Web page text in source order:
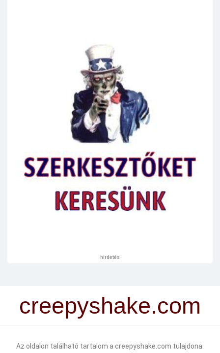
hirdetés
creepyshake.com
Az oldalon található tartalom a creepyshake.com tulajdona.